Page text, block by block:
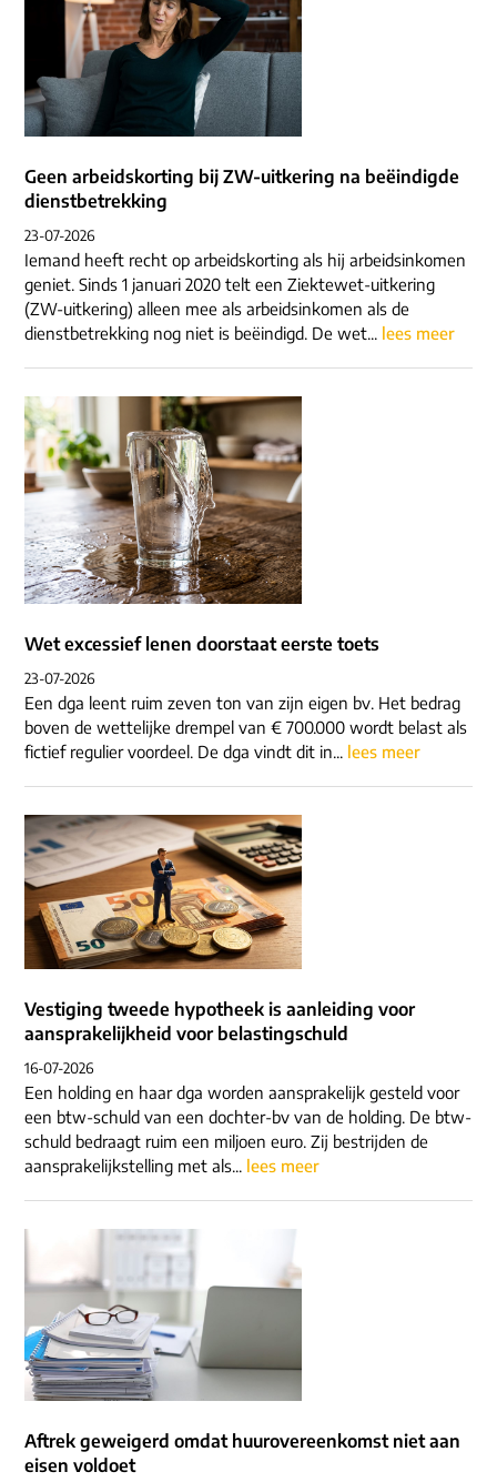
Geen arbeidskorting bij ZW-uitkering na beëindigde
dienstbetrekking
23-07-2026
Iemand heeft recht op arbeidskorting als hij arbeidsinkomen
geniet. Sinds 1 januari 2020 telt een Ziektewet-uitkering
(ZW-uitkering) alleen mee als arbeidsinkomen als de
dienstbetrekking nog niet is beëindigd. De wet... lees meer
Wet excessief lenen doorstaat eerste toets
23-07-2026
Een dga leent ruim zeven ton van zijn eigen bv. Het bedrag
boven de wettelijke drempel van € 700.000 wordt belast als
fictief regulier voordeel. De dga vindt dit in... lees meer
Vestiging tweede hypotheek is aanleiding voor
aansprakelijkheid voor belastingschuld
16-07-2026
Een holding en haar dga worden aansprakelijk gesteld voor
een btw-schuld van een dochter-bv van de holding. De btw-
schuld bedraagt ruim een miljoen euro. Zij bestrijden de
aansprakelijkstelling met als... lees meer
Aftrek geweigerd omdat huurovereenkomst niet aan
eisen voldoet